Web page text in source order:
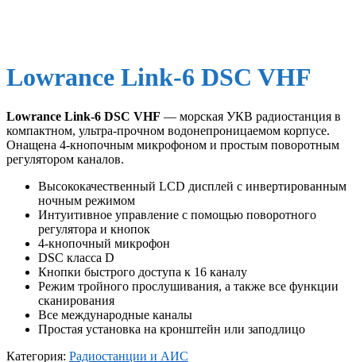
Lowrance Link-6 DSC VHF
Lowrance Link-6 DSC VHF — морская УКВ радиостанция в
компактном, ультра-прочном водонепроницаемом корпусе.
Онащена 4-кнопочным микрофоном и простым поворотным
регулятором каналов.
Высококачественный LCD дисплей с инвертированным
ночным режимом
Интуитивное управление с помощью поворотного
регулятора и кнопок
4-кнопочный микрофон
DSC класса D
Кнопки быстрого доступа к 16 каналу
Режим тройного прослушивания, а также все функции
сканирования
Все международные каналы
Простая установка на кронштейн или заподлицо
Категория: Радиостанции и АИС